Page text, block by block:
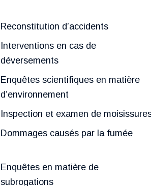
Reconstitution d’accidents
Interventions en cas de
déversements
Enquêtes scientifiques en matière
d’environnement
Inspection et examen de
Dommages causés par la fumée
Enquêtes en matière de
subrogations